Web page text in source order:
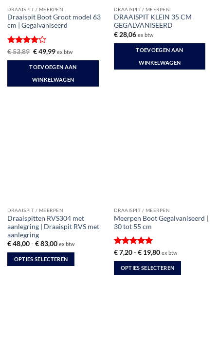
DRAAISPIT / MEERPEN
Draaispit Boot Groot model 63
cm | Gegalvaniseerd
Gewaardeerd
4uit 5
€53,89 Oorspronkelijke
was:
€ 53,89.
€49,99Huidige
is:
€ 49,99.
ex btw
TOEVOEGEN AAN
WINKELWAGEN
DRAAISPIT / MEERPEN
DRAAISPIT KLEIN 35 CM
GEGALVANISEERD
€28,06 ex btw
TOEVOEGEN AAN
WINKELWAGEN
DRAAISPIT / MEERPEN
Draaispitten RVS304 met
aanlegring | Draaispit RVS met
aanlegring
€48,00 - €83,00Prijsklasse:
tot
€ 83,00
ex btw
OPTIES SELECTEREN
DRAAISPIT / MEERPEN
Meerpen Boot Gegalvaniseerd |
30 tot 55 cm
Gewaardeerd
5uit 5
€7,20 - €19,80Prijsklasse:
tot
€ 19,80
ex btw
OPTIES SELECTEREN